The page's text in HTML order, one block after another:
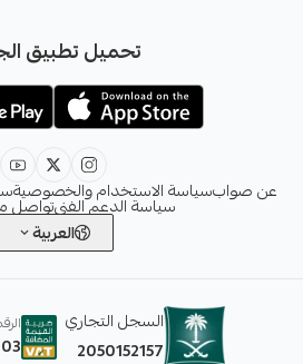
info@sawab.app
تحميل تطبيق
عن صوابسياسة الاستخدام والخصوصية
سياسة الدعم الفنيتواصل
العربية
السجل التجاري
2050152157